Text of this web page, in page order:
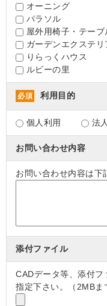
オーニング
パラソル
屋外用椅子・テーブ
ガーデンエクステリ
りらっくハウス
ルビーの里
必須 利用目的
個人利用 法
お問い合わせ内容
お問い合わせ内容は下
添付ファイル
CADデータ等、添付
指定下さい。（2MBま